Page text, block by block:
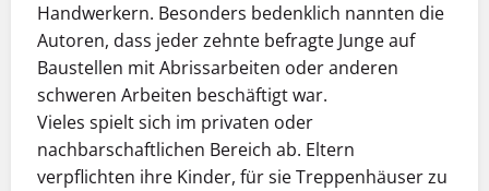
Handwerkern. Besonders bedenklich nannten die
Autoren, dass jeder zehnte befragte Junge auf
Baustellen mit Abrissarbeiten oder anderen
schweren Arbeiten beschäftigt war.
Vieles spielt sich im privaten oder
nachbarschaftlichen Bereich ab. Eltern
verpflichten ihre Kinder, für sie Treppenhäuser zu